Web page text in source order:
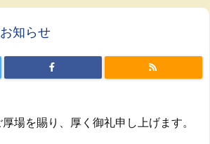
知らせ
場を賜り、厚く御礼申し上げます。